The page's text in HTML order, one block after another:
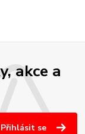
akce a
Přihlásit se